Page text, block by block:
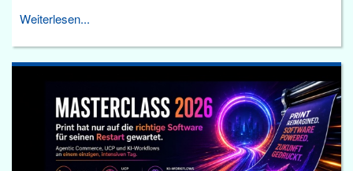
Weiterlesen...